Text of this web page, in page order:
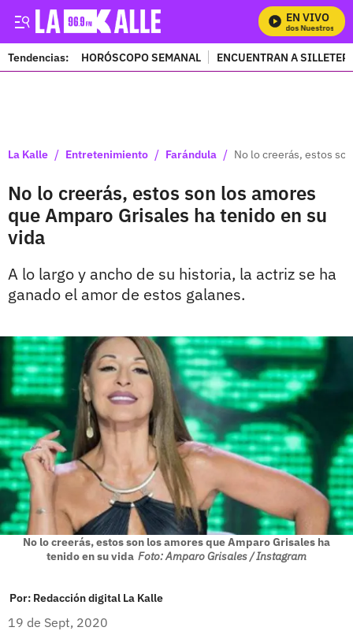
EN VIVO
Mira Todos Nuestros
Tendencias: HORÓSCOPO SEMANAL ENCUENTRAN A
La Kalle / Entretenimiento / Farándula / No lo creerás, estos
No lo creerás, estos son los amores
que Amparo Grisales ha tenido en su
vida
A lo largo y ancho de su historia, la actriz se ha
ganado el amor de estos galanes.
No lo creerás, estos son los amores que Amparo Grisales ha
tenido en su vida Foto: Amparo Grisales / Instagram
Por: Redacción digital La Kalle
19 de Sept, 2020